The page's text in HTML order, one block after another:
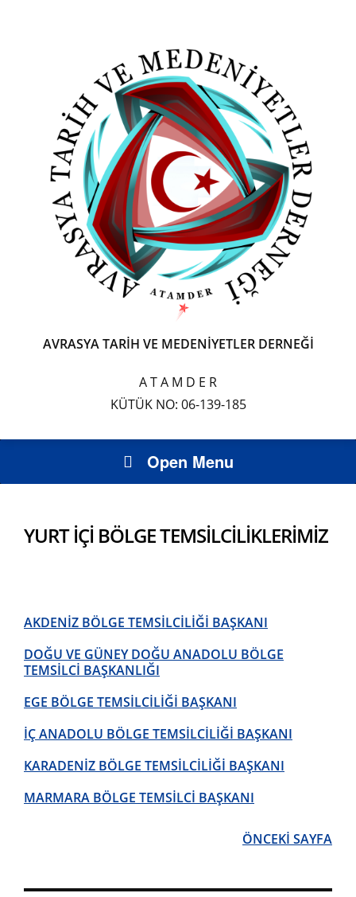
AVRASYA TARİH VE MEDENİYETLER DERNEĞİ
A T A M D E R
KÜTÜK NO: 06-139-185
Open Menu
YURT İÇİ BÖLGE TEMSİLCİLİKLERİMİZ
AKDENİZ BÖLGE TEMSİLCİLİĞİ BAŞKANI
DOĞU VE GÜNEY DOĞU ANADOLU BÖLGE
TEMSİLCİ BAŞKANLIĞI
EGE BÖLGE TEMSİLCİLİĞİ BAŞKANI
İÇ ANADOLU BÖLGE TEMSİLCİLİĞİ BAŞKANI
KARADENİZ BÖLGE TEMSİLCİLİĞİ BAŞKANI
MARMARA BÖLGE TEMSİLCİ BAŞKANI
ÖNCEKİ SAYFA